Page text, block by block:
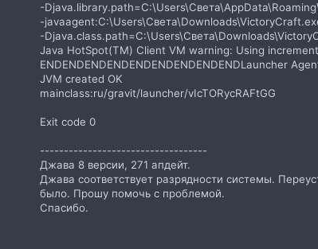
-
-
-
Java HotSpot(TM) Client VM warning: Using
ENDENDENDENDENDENDENDENDENDLauncher
JVM created OK
mainclass:ru/gravit/launcher/vIcTORycRAFtGG
Exit code 0
-----------------------------------
Джава 8 версии, 271 апдейт.
Джава соответствует разрядности системы.
было. Прошу помочь с проблемой.
Спасибо.